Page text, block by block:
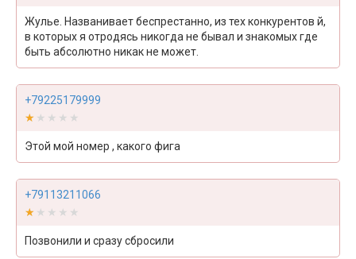
Жулье. Названивает беспрестанно, из тех конкурентов й,
в которых я отродясь никогда не бывал и знакомых где
быть абсолютно никак не может.
+79225179999
★★★★★
★★★★★
Этой мой номер , какого фига
+79113211066
★★★★★
★★★★★
Позвонили и сразу сбросили